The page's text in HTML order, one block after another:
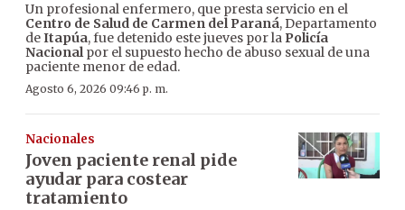
Un profesional enfermero, que presta servicio en el
Centro de Salud de Carmen del Paraná, Departamento
deItapúa, fue detenido este jueves por la Policía
Nacionalpor el supuesto hecho de abuso sexual de una
paciente menor de edad.
Agosto 6, 2026 09:46 p. m.
Nacionales
Joven paciente renal pide
ayudar para costear
tratamiento